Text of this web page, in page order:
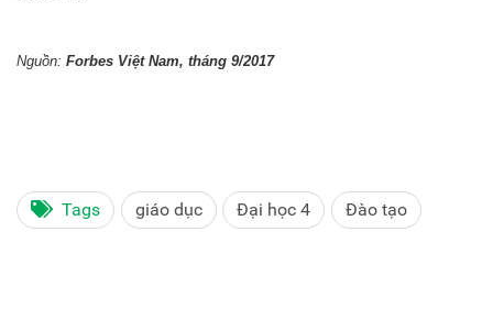
Nguồn: Forbes Việt Nam, tháng 9/2017
Tags giáo dục Đại học 4 Đào tạo